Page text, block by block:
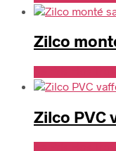
Zilco
Zilco PVC